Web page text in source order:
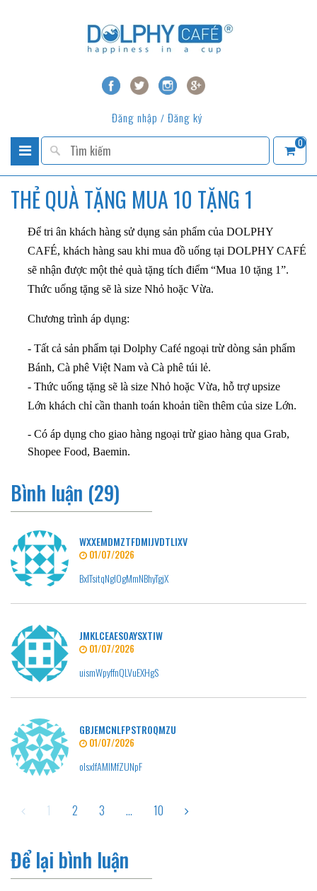
Đăng nhập / Đăng ký
0
THẺ QUÀ TẶNG MUA 10 TẶNG 1
Để tri ân khách hàng sử dụng sản phẩm của DOLPHY
CAFÉ, khách hàng sau khi mua đồ uống tại DOLPHY CAFÉ
sẽ nhận được một thẻ quà tặng tích điểm “Mua 10 tặng 1”.
Thức uống tặng sẽ là size Nhỏ hoặc Vừa.
Chương trình áp dụng:
- Tất cả sản phẩm tại Dolphy Café ngoại trừ dòng sản phẩm
Bánh, Cà phê Việt Nam và Cà phê túi lẻ.
- Thức uống tặng sẽ là size Nhỏ hoặc Vừa, hỗ trợ upsize
Lớn khách chỉ cần thanh toán khoản tiền thêm của size Lớn.
- Có áp dụng cho giao hàng ngoại trừ giao hàng qua Grab,
Shopee Food, Baemin.
Bình luận (29)
WXXEMDMZTFDMIJVDTLIXV
01/07/2026
BxlTsitqNglOgMmNBhyTgjX
JMKLCEAESOAYSXTIW
01/07/2026
uismWpyffnQLVuEXHgS
GBJEMCNLFPSTROQMZU
01/07/2026
olsxIfAMIMfZUNpF
1 2 3 ... 10
Để lại bình luận